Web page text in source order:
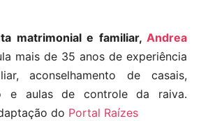
matrimonial e familiar, Andrea
mais de 35 anos de experiência
aconselhamento de casais,
e aulas de controle da raiva.
do Portal Raízes